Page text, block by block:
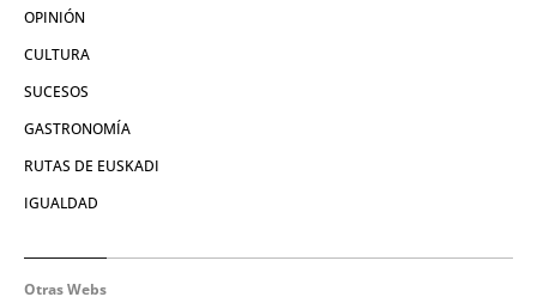
OPINIÓN
CULTURA
SUCESOS
GASTRONOMÍA
RUTAS DE EUSKADI
IGUALDAD
Otras Webs